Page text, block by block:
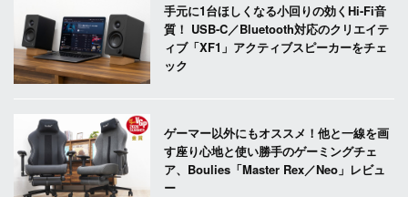
手元に1台ほしくなる小回りの効くHi-Fi音
質！ USB-C／Bluetooth対応のクリエイテ
ィブ「XF1」アクティブスピーカーをチェ
ック
ゲーマー以外にもオススメ！他と一線を画
す座り心地と使い勝手のゲーミングチェ
ア、Boulies「Master Rex／Neo」レビュ
ー